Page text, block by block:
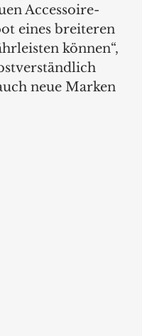
Accessoire-
eines breiteren
können“,
neue Marken